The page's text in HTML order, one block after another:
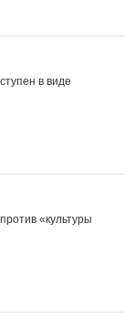
в виде
«культуры